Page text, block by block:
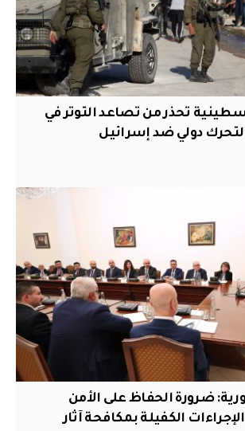
تحذر من تصاعد التوتر في
دولي ضد إسرائيل
ضرورة الحفاظ على الأمن
الكفيلة بمكافحة آثار